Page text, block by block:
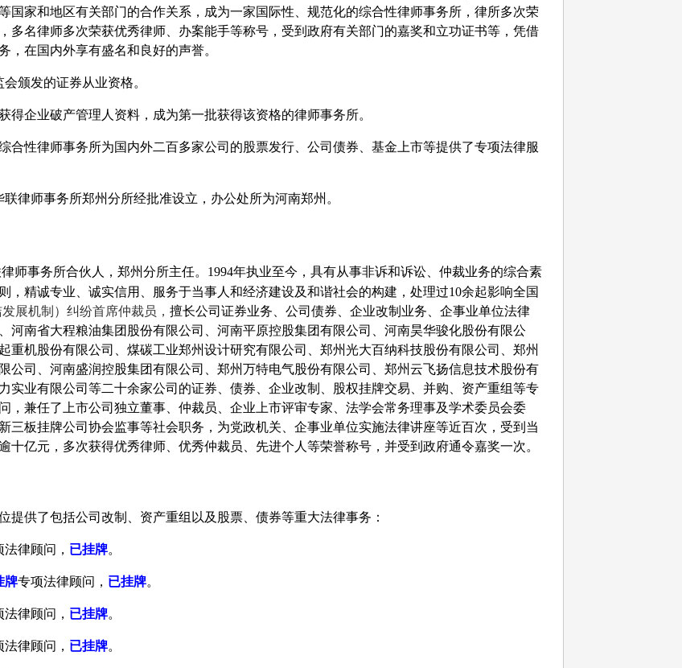
国家和地区有关部门的合作关系，成为一家国际性、 规范化的综合性律师事务所，律所多次荣
多名律师多次荣获优秀律师、办案能手等称号，受到政府有关部门的嘉奖和立功证书等，凭借
，在国内外享有盛名和良好的声誉。
颁发的证券从业资格。
得企业破产管理人资料，成为第一批获得该资格的律师事务所。
合性律师事务所为国内外二百多家公司的股票发行、公司债券、基金上市等提供了专项法律服
律师事务所郑州分所经批准设立，办公处所为河南郑州。
师事务所合伙人，郑州分所主任。 1994年执业至今，具有从事非诉和诉讼、仲裁业务的综合素
，精诚专业、诚实信用、服务于当事人和经济建设及和谐社会的构建，处理过10余起影响全国
展机制）纠纷首席仲裁员， 擅长公司证券业务、公司债券、企业改制业务、企事业单位法律
河南省大程粮油集团股份有限公司、河南平原控股集团有限公司、 河南昊华骏化股份有限公
重机股份有限公司、煤碳工业郑州设计研究有限公司、郑州光大百纳科技股份有限公司、郑州
公司、 河南盛润控股集团有限公司、 郑州万特电气股份有限公司、郑州云飞扬信息技术股份有
实业有限公司等二十余家公司的证券、债券、企业改制、股权挂牌交易、并购、资产重组等专
，兼任了上市公司独立董事、仲裁员、企业上市评审专家、法学会常务理事及学术委员会委
三板挂牌公司协会监事等社会职务，为党政机关、企事业单位实施法律讲座等近百次，受到当
十亿元，多次获得优秀律师、优秀仲裁员、先进个人等荣誉称号，并受到政府通令嘉奖一次。
提供了包括公司改制、资产重组以及股票、债券等重大法律事务：
法律顾问， 已挂牌。
牌专项法律顾问， 已挂牌。
法律顾问， 已挂牌。
法律顾问， 已挂牌。